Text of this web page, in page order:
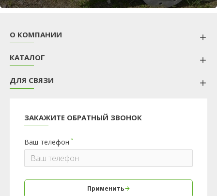
О КОМПАНИИ
КАТАЛОГ
ДЛЯ СВЯЗИ
ЗАКАЖИТЕ ОБРАТНЫЙ ЗВОНОК
Ваш телефон
Применить